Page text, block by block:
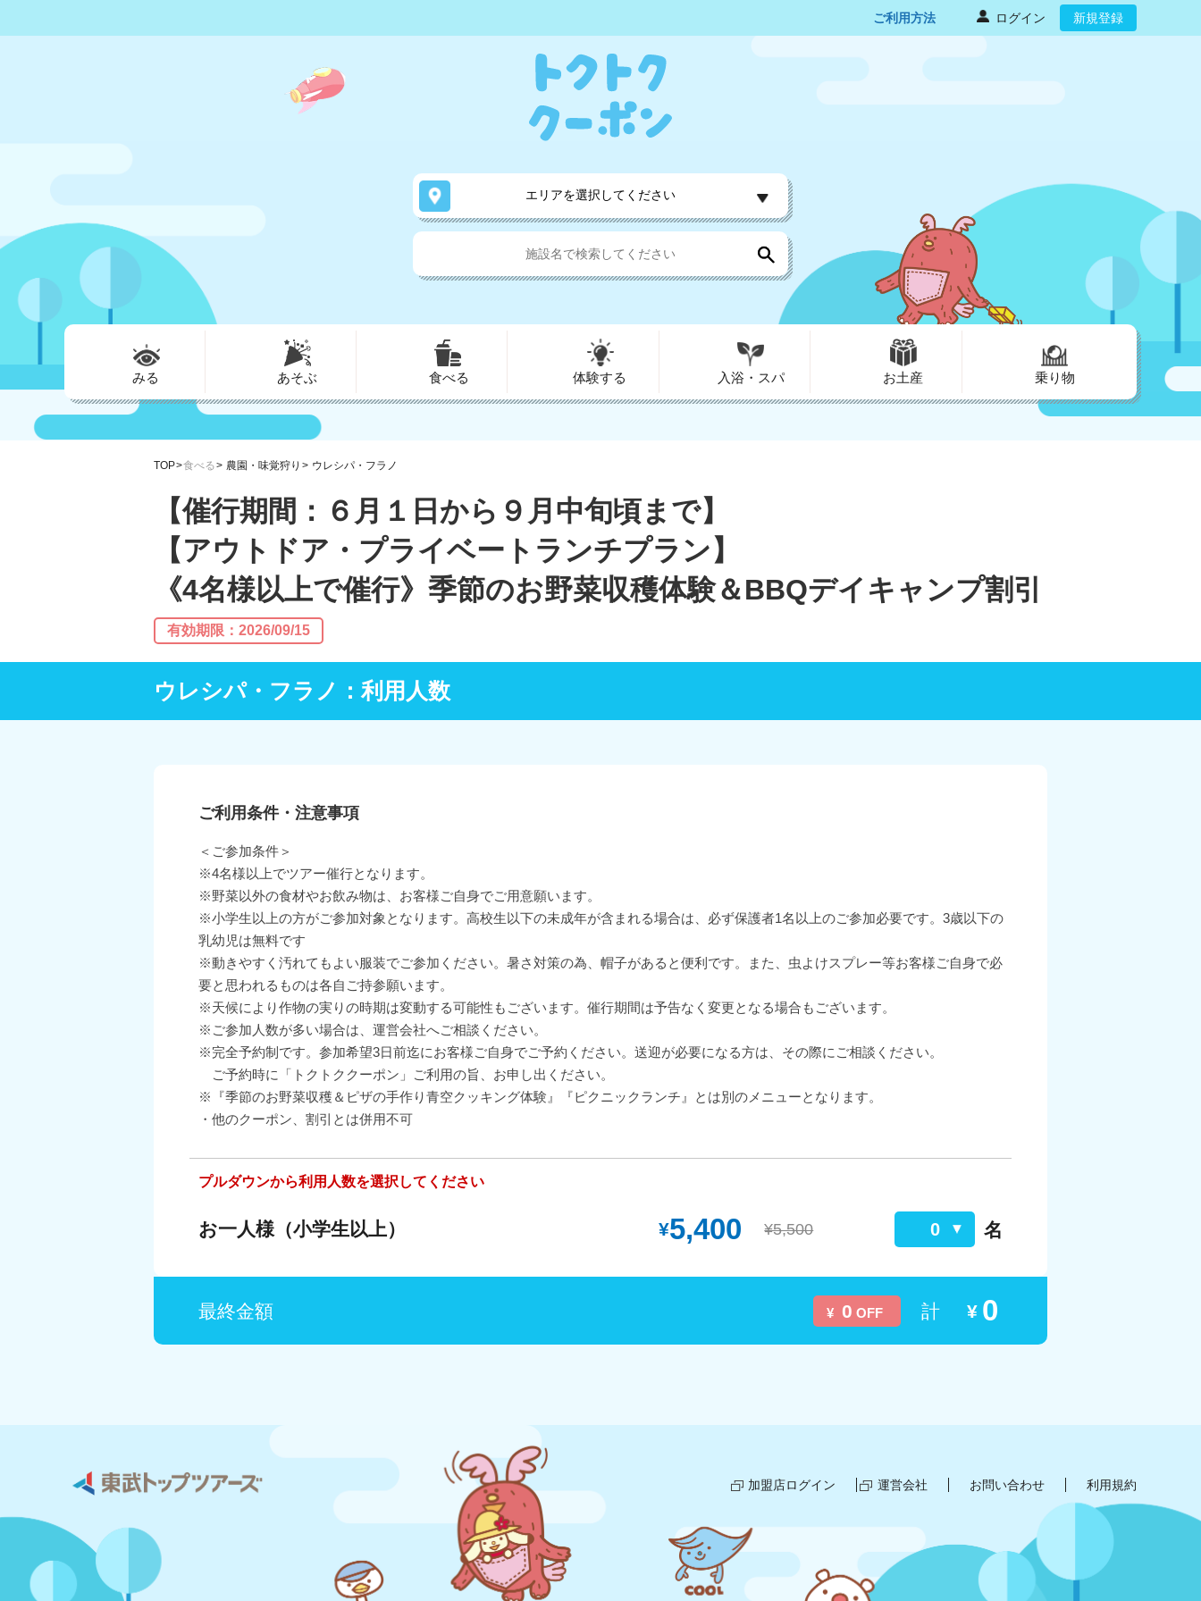
ご利用方法 ログイン 新規登録
エリアを選択してください
みる あそぶ 食べる 体験する 入浴・スパ お土産 乗り物
TOP 食べる 農園・味覚狩り ウレシパ・フラノ
【催行期間：６月１日から９月中旬頃まで】
【アウトドア・プライベートランチプラン】
《4名様以上で催行》季節のお野菜収穫体験＆BBQデイキャンプ割引
有効期限：2026/09/15
ウレシパ・フラノ：利用人数
ご利用条件・注意事項
＜ご参加条件＞
※4名様以上でツアー催行となります。
※野菜以外の食材やお飲み物は、お客様ご自身でご用意願います。
※小学生以上の方がご参加対象となります。高校生以下の未成年が含まれる場合は、必ず保護者1名以上のご参加必要です。3歳以下の
乳幼児は無料です
※動きやすく汚れてもよい服装でご参加ください。暑さ対策の為、帽子があると便利です。また、虫よけスプレー等お客様ご自身で必
要と思われるものは各自ご持参願います。
※天候により作物の実りの時期は変動する可能性もございます。催行期間は予告なく変更となる場合もございます。
※ご参加人数が多い場合は、運営会社へご相談ください。
※完全予約制です。参加希望3日前迄にお客様ご自身でご予約ください。送迎が必要になる方は、その際にご相談ください。
ご予約時に「トクトククーポン」ご利用の旨、お申し出ください。
※『季節のお野菜収穫＆ピザの手作り青空クッキング体験』『ピクニックランチ』とは別のメニューとなります。
・他のクーポン、割引とは併用不可
プルダウンから利用人数を選択してください
お一人様（小学生以上） ¥5,400 ¥5,500 0 名
最終金額 ¥ 0 OFF 計 ¥ 0
加盟店ログイン 運営会社 お問い合わせ 利用規約